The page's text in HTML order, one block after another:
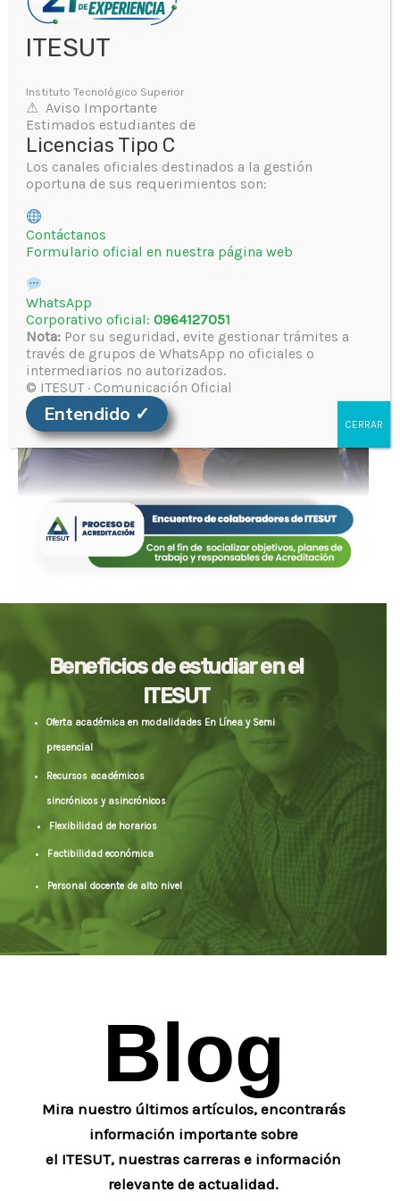
las recomendaciones y aportes
colectivos de los trabajadores,
instituto.
¡Estamos listos para mostrar
nuestro compromiso con la
Oferta académica en modalidades En Línea y Semi
presencial
Beneficios de estudiar en el
ITESUT
Flexibilidad de horarios
Factibilidad económica
Personal docente de alto nivel
Recursos académicos
sincrónicos y asincrónicos
Blog
Mira nuestro últimos artículos, encontrarás
información importante sobre
el ITESUT, nuestras carreras e información
relevante de actualidad.
ITESUT
Instituto Tecnológico Superior
⚠ Aviso Importante
Estimados estudiantes de
Licencias Tipo C
Los canales oficiales destinados a la gestión
oportuna de sus requerimientos son:
Contáctanos
Formulario oficial en nuestra página web
WhatsApp
Corporativo oficial:0964127051
Nota: Por su seguridad, evite gestionar trámites a
través de grupos de WhatsApp no oficiales o
intermediarios no autorizados.
© ITESUT · Comunicación Oficial
Entendido ✓ CERRAR